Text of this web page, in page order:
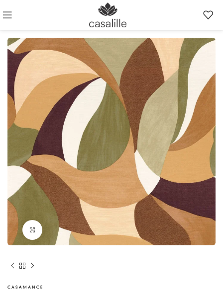
Click to enlarge